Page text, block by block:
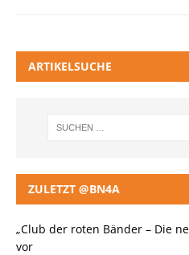
ARTIKELSUCHE
ZULETZT @BN4A
„Club der roten Bänder – Die
vor